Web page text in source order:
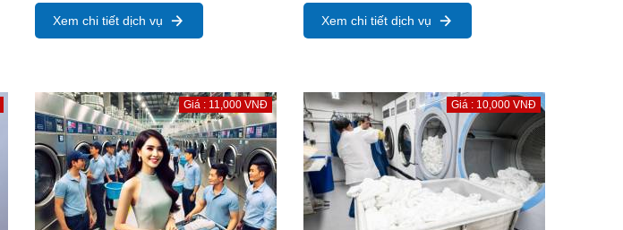
Xem chi tiết dịch vụ Xem chi tiết dịch vụ
Giá : 11,000 VNĐ Giá : 10,000 VNĐ